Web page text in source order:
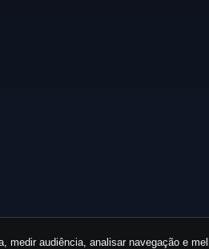
medir audiência, analisar navegação e